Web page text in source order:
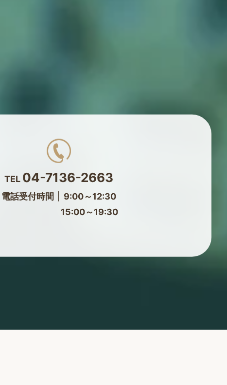
TEL 04-7136-2663
電話受付時間
9:00～12:30
15:00～19:30